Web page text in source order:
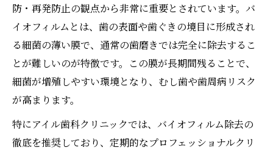
防・再発防止の観点から非常に重要とされています。バ
イオフィルムとは、歯の表面や歯ぐきの境目に形成され
る細菌の薄い膜で、通常の歯磨きでは完全に除去するこ
とが難しいのが特徴です。この膜が長期間残ることで、
細菌が増殖しやすい環境となり、むし歯や歯周病リスク
が高まります。
特にアイル歯科クリニックでは、バイオフィルム除去の
徹底を推奨しており、定期的なプロフェッショナルクリ